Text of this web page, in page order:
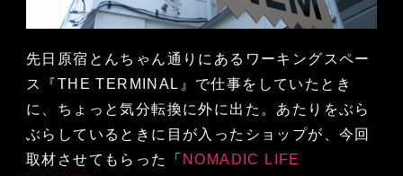
先日原宿とんちゃん通りにあるワーキングスペー
ス『THE TERMINAL』で仕事をしていたとき
に、ちょっと気分転換に外に出た。あたりをぶら
ぶらしているときに目が入ったショップが、今回
取材させてもらった「 NOMADIC LIFE